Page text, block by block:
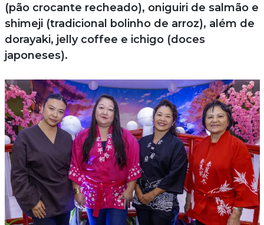
(pão crocante recheado), oniguiri de salmão e
shimeji (tradicional bolinho de arroz), além de
dorayaki, jelly coffee e ichigo (doces
japoneses).